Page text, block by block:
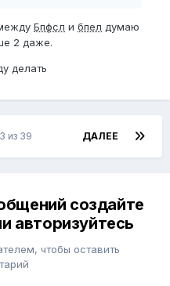
Бпфсл и бпел думаю
2 даже.
делать
ДАЛЕЕ
из 39
создайте
авторизуйтесь
чтобы оставить